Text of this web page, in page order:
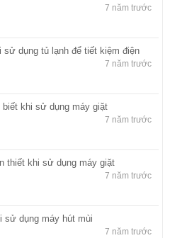
7 năm trước
sử dụng tủ lạnh để tiết kiệm điện
7 năm trước
biết khi sử dụng máy giặt
7 năm trước
thiết khi sử dụng máy giặt
7 năm trước
sử dụng máy hút mùi
7 năm trước